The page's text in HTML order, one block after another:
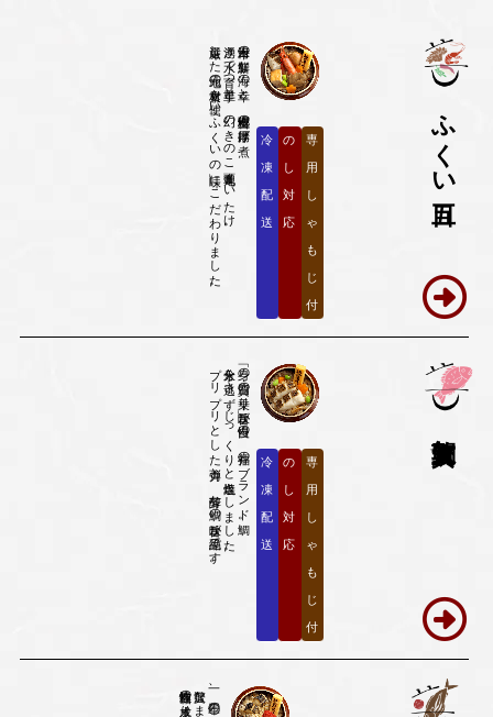
ふくい五目
冷
凍
配
送
の
し
対
応
専
用
し
ゃ
も
じ
付
日本海の新鮮な海の幸と、郷土料理の厚揚げ煮。
湧き水で育つ里芋と、幻のきのこ九頭竜まいたけ。
厳選した地元の素材を使い「ふくいの味」にこだわりました。
冷
凍
配
送
の
し
対
応
専
用
し
ゃ
も
じ
付
「身の質・脂の乗り・旨味」が自慢の、福井のブランド鯛。
水分を逃さずじっくりと塩焼きしました。
プリプリとした弾力と、芳醇な鯛の旨味が絶品です。